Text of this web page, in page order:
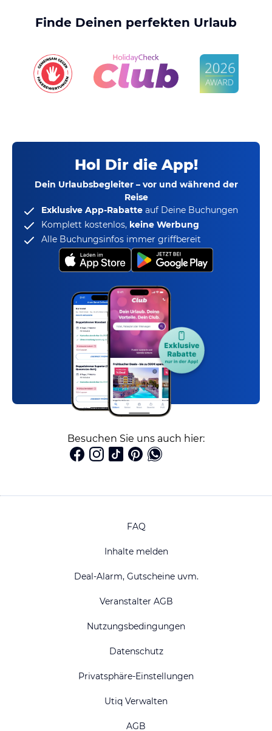
Finde Deinen perfekten Urlaub
Hol Dir die App!
Dein Urlaubsbegleiter – vor und während der
Reise
Exklusive App-Rabatte auf Deine Buchungen
Komplett kostenlos, keine Werbung
Alle Buchungsinfos immer griffbereit
Besuchen Sie uns auch hier:
FAQ
Inhalte melden
Deal-Alarm, Gutscheine uvm.
Veranstalter AGB
Nutzungsbedingungen
Datenschutz
Privatsphäre-Einstellungen
Utiq Verwalten
AGB